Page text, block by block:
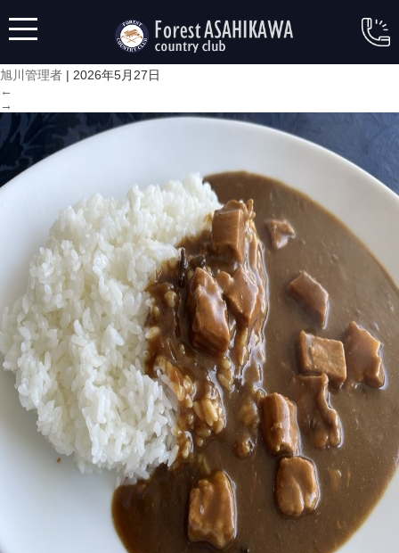
ポークカレー| ←お食事
旭川管理者 | 2026年5月27日
←
→